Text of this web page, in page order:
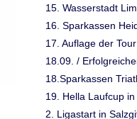
15. Wasserstadt
16. Sparkassen
17. Auflage der
18.09. /
18.Sparkassen
19. Hella Laufcup
2. Ligastart in